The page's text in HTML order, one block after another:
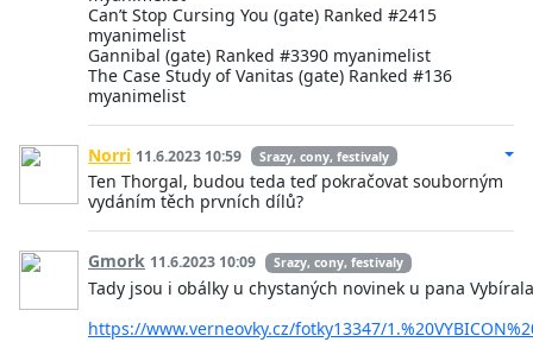
Can’t Stop Cursing You (gate) Ranked #2415
myanimelist
Gannibal (gate) Ranked #3390 myanimelist
The Case Study of Vanitas (gate) Ranked #136
myanimelist
Norri 11.6.2023 10:59 Srazy, cony, festivaly
Ten Thorgal, budou teda teď pokračovat souborným
vydáním těch prvních dílů?
Gmork 11.6.2023 10:09 Srazy, cony, festivaly
Tady jsou i obálky u chystaných novinek u pana
https://www.verneovky.cz/fotky13347/